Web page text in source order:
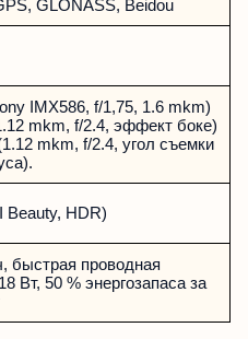
GLONASS, Beidou
IMX586, f/1,75, 1.6 mkm)
mkm, f/2.4, эффект боке)
mkm, f/2.4, угол съемки
Beauty, HDR)
быстрая проводная
Вт, 50 % энергозапаса за